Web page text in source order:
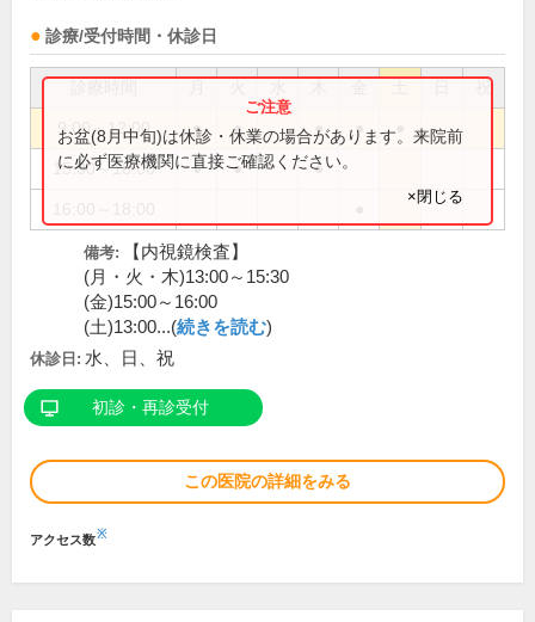
診療/受付時間・休診日
祝
9:00～12:00 ● ● ● ●
15:30～18:00 ● ● ●
お盆(8月中旬)は休診・休業の場合があります。来院前
に必ず医療機関に直接ご確認ください。
×閉じる
備考:
【内視鏡検査】
(月・火・木)13:00～15:30
(金)15:00～16:00
(土)13:00...(続きを読む)
休診日: 水、日、祝
初診・再診受付
この医院の詳細をみる
アクセス数※